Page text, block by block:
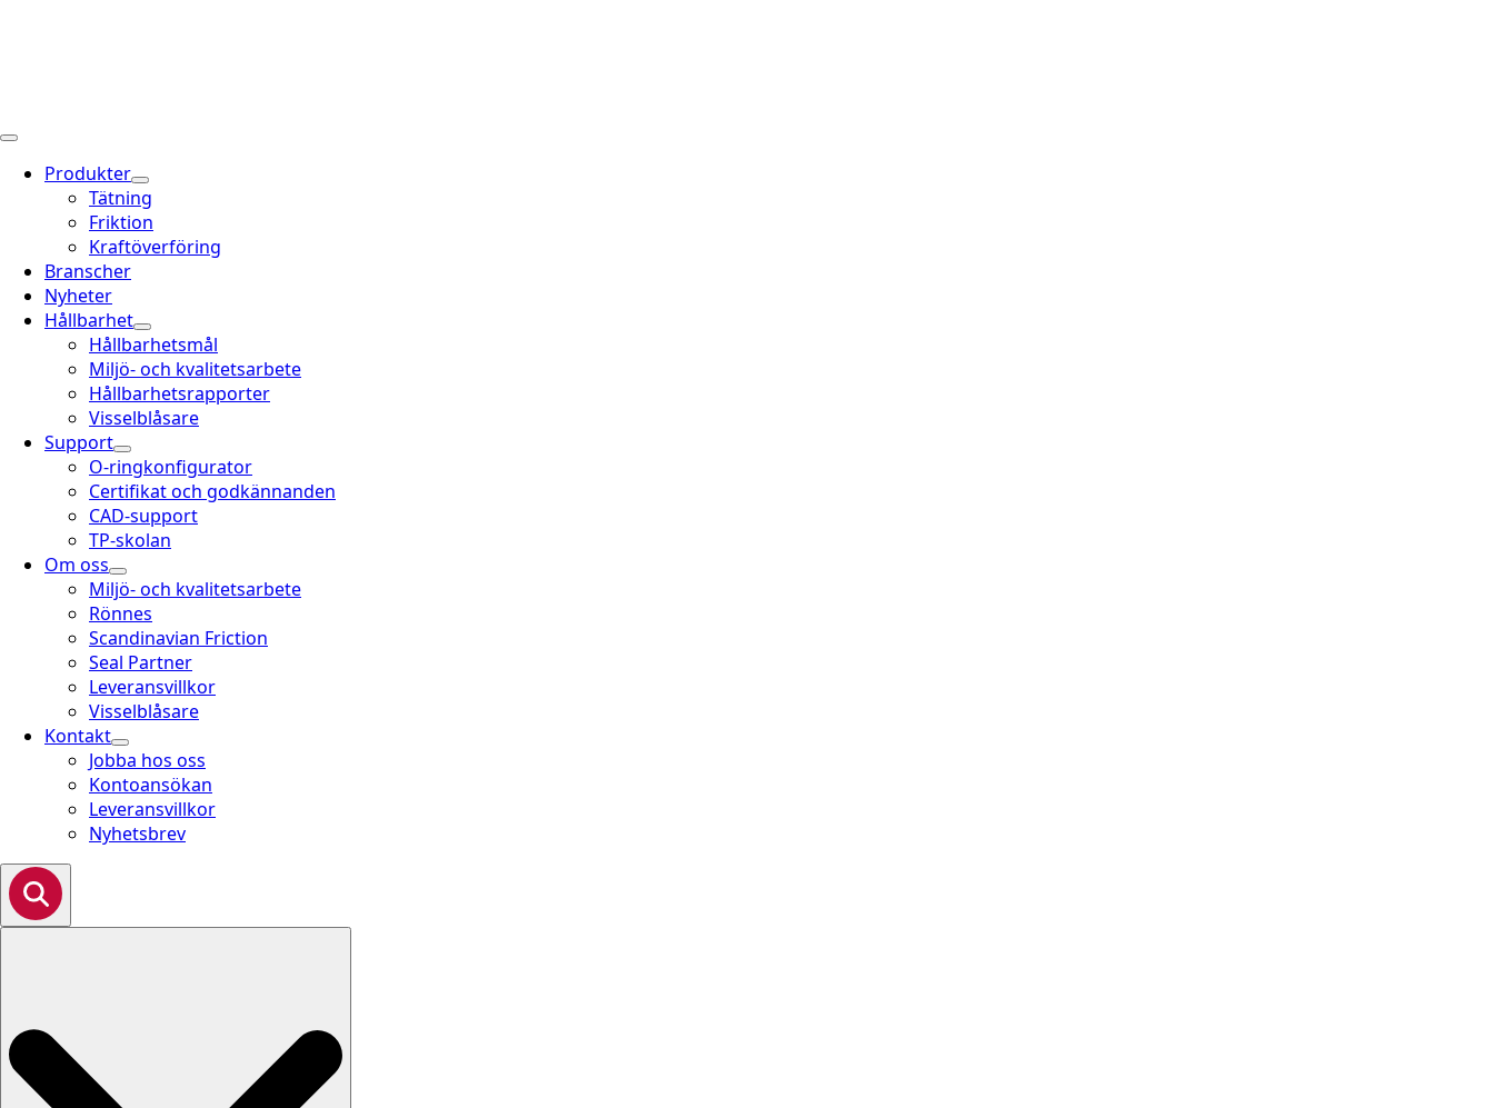
Produkter
Tätning
Friktion
Kraftöverföring
Branscher
Nyheter
Hållbarhet
Hållbarhetsmål
Miljö- och kvalitetsarbete
Hållbarhetsrapporter
Visselblåsare
Support
O-ringkonfigurator
Certifikat och godkännanden
CAD-support
TP-skolan
Om oss
Miljö- och kvalitetsarbete
Rönnes
Scandinavian Friction
Seal Partner
Leveransvillkor
Visselblåsare
Kontakt
Jobba hos oss
Kontoansökan
Leveransvillkor
Nyhetsbrev
Search